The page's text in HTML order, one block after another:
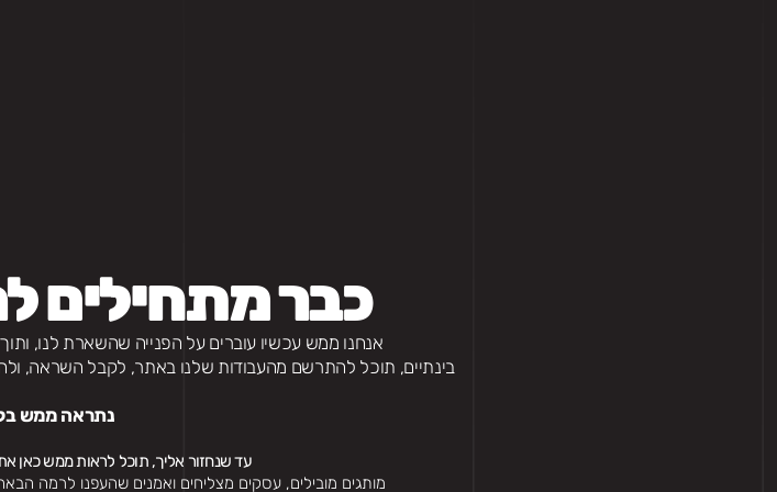
כבר מתחילים
אנחנו ממש עכשיו עוברים על הפנייה שהשארת לנו,
בינתיים, תוכל להתרשם מהעבודות שלנו באתר, לקבל השראה,
נתראה ממש
עד שנחזור אליך, תוכל לראות ממש כאן את מה שיש ללקוחות שלנו לומר.
מותגים מובילים, עסקים מצליחים ואמנים שהעפנו לרמה